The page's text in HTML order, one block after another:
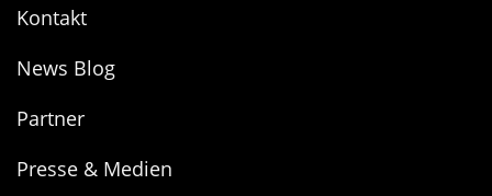
Kontakt
News Blog
Partner
Presse & Medien